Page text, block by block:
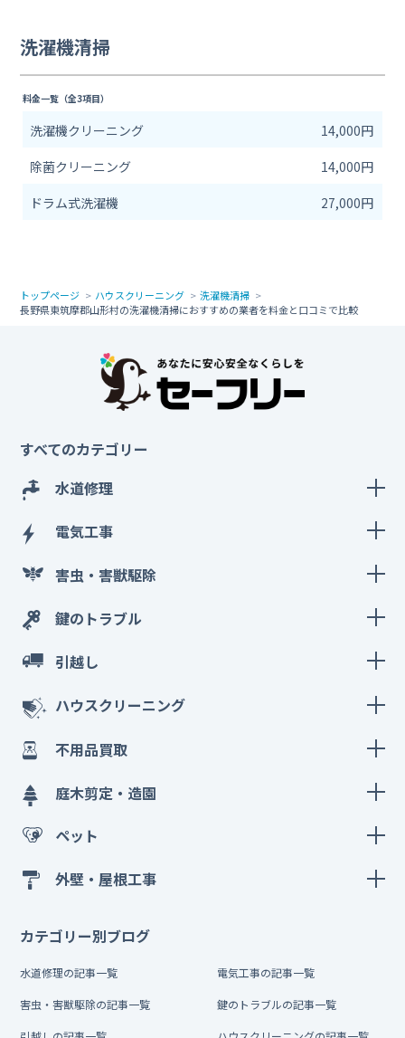
洗濯機清掃
料金一覧（全3項目）
洗濯機クリーニング
14,000円
除菌クリーニング
14,000円
ドラム式洗濯機
27,000円
トップページ ハウスクリーニング
洗濯機清掃
長野県東筑摩郡山形村の洗濯機清掃におすすめの業者を料金と口コミで比較
すべてのカテゴリー
水道修理
電気工事
害虫・害獣駆除
鍵のトラブル
引越し
ハウスクリーニング
不用品買取
庭木剪定・造園
ペット
外壁・屋根工事
カテゴリー別ブログ
水道修理の記事一覧 電気工事の記事一覧
害虫・害獣駆除の記事一覧 鍵のトラブルの記事一覧